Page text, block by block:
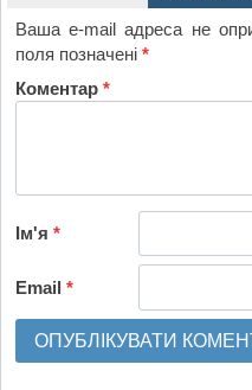
Ваша e-mail адреса не
поля позначені*
Коментар*
Ім'я*
Email*